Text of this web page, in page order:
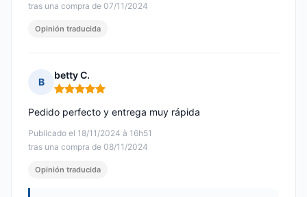
tras una compra de 07/11/2024
Opinión traducida
B
betty C.
Nota: 5 de 5
Publicado el 18/11/2024 à 16h51
tras una compra de 08/11/2024
Pedido perfecto y entrega muy rápida
Opinión traducida